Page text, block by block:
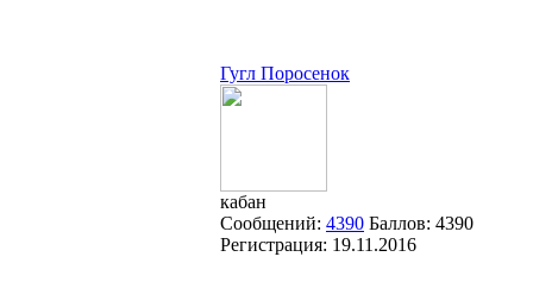
Гугл Поросенок
кабан
Сообщений: 4390 Баллов: 4390
Регистрация: 19.11.2016